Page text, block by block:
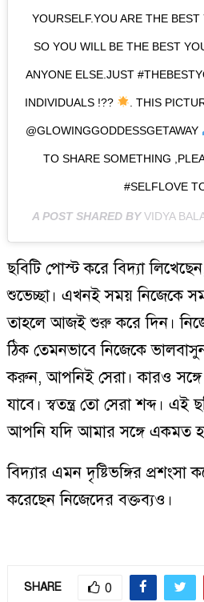
YOURSELF.YOU ARE THE
SO YOU WILL BE THE BEST
ANYONE ELSE.JUST
INDIVIDUALS !?? . THIS
@GLOWINGGODDESSGETAWAY
TO SHARE SOMETHING
#SELFLOVE
A POST SHARED BYVIDYA
ছবিটি পোস্ট করে বিদ্যা
শুভেচ্ছা। এখনই সময় নিজেকে
তাহলে আজই শুরু করে দিন।
ঠিক তেমনভাবে নিজেকে
করুন, আপনিই সেরা। কারও সঙ্গে
যাবে। স্বতন্ত্র তো সেরা শব্দ।
আপনি যদি আমার সঙ্গে একমত
বিদ্যার এমন দৃষ্টিভঙ্গির
করেছেন নিজেদের বক্তব্যও।
SHARE 0